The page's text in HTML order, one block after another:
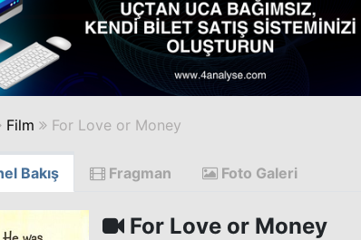
Film For Love or Money
Bakış Fragman Foto Galeri
For Love or Money